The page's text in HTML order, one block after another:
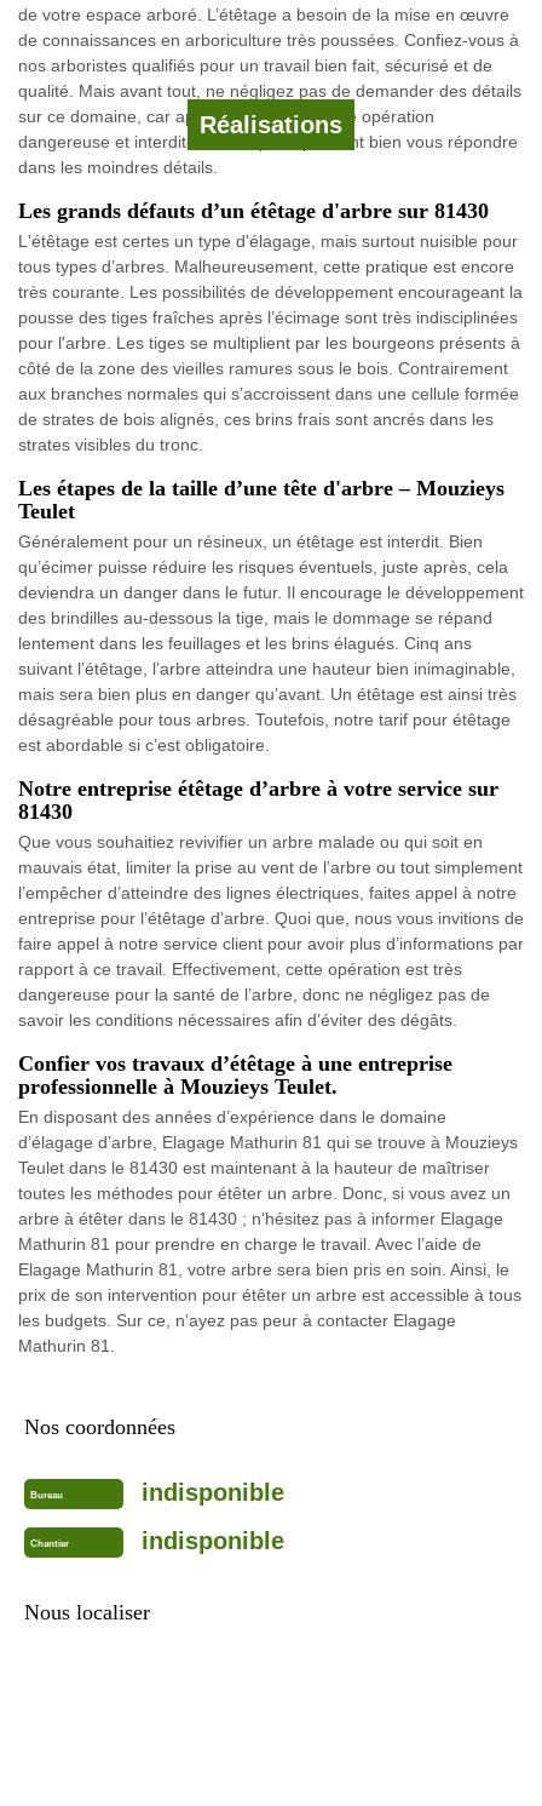
Réalisations
de votre espace arboré. L’étêtage a besoin de la mise en œuvre
de connaissances en arboriculture très poussées. Confiez-vous à
nos arboristes qualifiés pour un travail bien fait, sécurisé et de
qualité. Mais avant tout, ne négligez pas de demander des détails
sur ce domaine, car apparemment c’est une opération
dangereuse et interdite. Nos experts peuvent bien vous répondre
dans les moindres détails.
Les grands défauts d’un étêtage d'arbre sur 81430
L'étêtage est certes un type d'élagage, mais surtout nuisible pour
tous types d’arbres. Malheureusement, cette pratique est encore
très courante. Les possibilités de développement encourageant la
pousse des tiges fraîches après l’écimage sont très indisciplinées
pour l'arbre. Les tiges se multiplient par les bourgeons présents à
côté de la zone des vieilles ramures sous le bois. Contrairement
aux branches normales qui s’accroissent dans une cellule formée
de strates de bois alignés, ces brins frais sont ancrés dans les
strates visibles du tronc.
Les étapes de la taille d’une tête d'arbre – Mouzieys
Teulet
Généralement pour un résineux, un étêtage est interdit. Bien
qu’écimer puisse réduire les risques éventuels, juste après, cela
deviendra un danger dans le futur. Il encourage le développement
des brindilles au-dessous la tige, mais le dommage se répand
lentement dans les feuillages et les brins élagués. Cinq ans
suivant l’étêtage, l’arbre atteindra une hauteur bien inimaginable,
mais sera bien plus en danger qu’avant. Un étêtage est ainsi très
désagréable pour tous arbres. Toutefois, notre tarif pour étêtage
est abordable si c’est obligatoire.
Notre entreprise étêtage d’arbre à votre service sur
81430
Que vous souhaitiez revivifier un arbre malade ou qui soit en
mauvais état, limiter la prise au vent de l’arbre ou tout simplement
l’empêcher d’atteindre des lignes électriques, faites appel à notre
entreprise pour l’étêtage d’arbre. Quoi que, nous vous invitions de
faire appel à notre service client pour avoir plus d’informations par
rapport à ce travail. Effectivement, cette opération est très
dangereuse pour la santé de l’arbre, donc ne négligez pas de
savoir les conditions nécessaires afin d’éviter des dégâts.
Confier vos travaux d’étêtage à une entreprise
professionnelle à Mouzieys Teulet.
En disposant des années d’expérience dans le domaine
d’élagage d’arbre, Elagage Mathurin 81 qui se trouve à Mouzieys
Teulet dans le 81430 est maintenant à la hauteur de maîtriser
toutes les méthodes pour étêter un arbre. Donc, si vous avez un
arbre à étêter dans le 81430 ; n’hésitez pas à informer Elagage
Mathurin 81 pour prendre en charge le travail. Avec l’aide de
Elagage Mathurin 81, votre arbre sera bien pris en soin. Ainsi, le
prix de son intervention pour étêter un arbre est accessible à tous
les budgets. Sur ce, n’ayez pas peur à contacter Elagage
Mathurin 81.
Nos coordonnées
Bureau indisponible
Chantier indisponible
Nous localiser